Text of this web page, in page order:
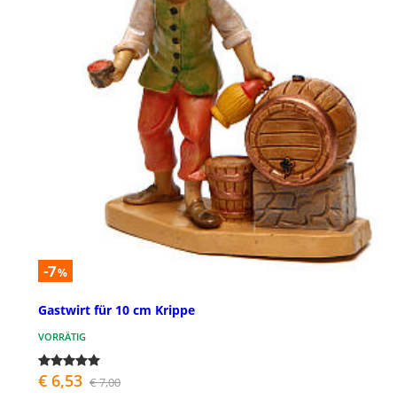
-7%
Gastwirt für 10 cm Krippe
VORRÄTIG
€ 6,53 € 7,00